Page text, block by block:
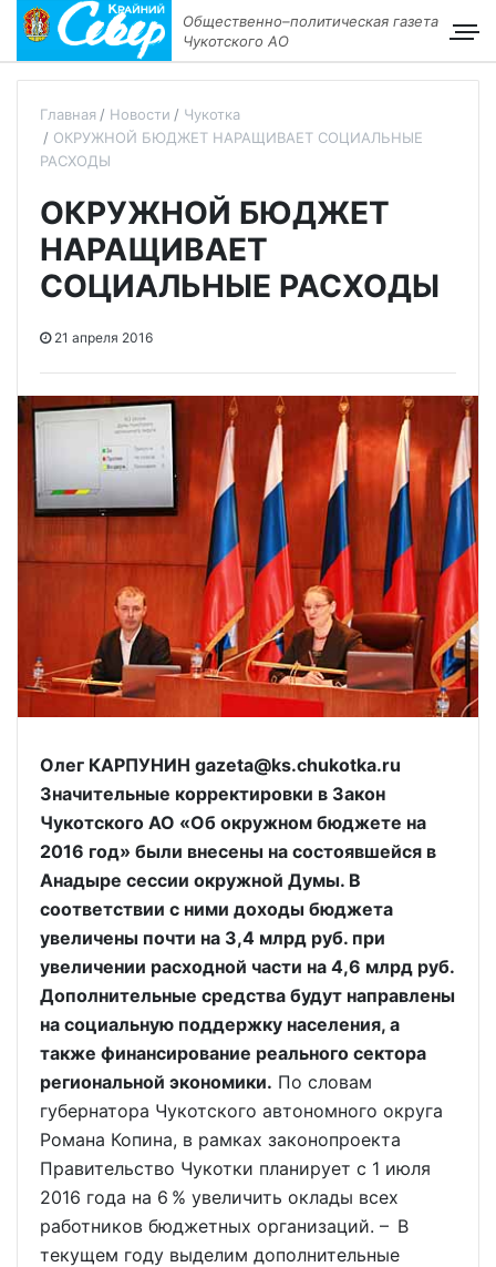
Общественно–политическая газета
Чукотского АО
Главная Новости
Чукотка
ОКРУЖНОЙ БЮДЖЕТ НАРАЩИВАЕТ СОЦИАЛЬНЫЕ
РАСХОДЫ
ОКРУЖНОЙ БЮДЖЕТ
НАРАЩИВАЕТ
СОЦИАЛЬНЫЕ РАСХОДЫ
21 апреля 2016
Олег КАРПУНИН gazeta@ks.chukotka.ru
Значительные корректировки в Закон
Чукотского АО «Об окружном бюджете на
2016 год» были внесены на состоявшейся в
Анадыре сессии окружной Думы. В
соответствии с ними доходы бюджета
увеличены почти на 3,4 млрд руб. при
увеличении расходной части на 4,6 млрд руб.
Дополнительные средства будут направлены
на социальную поддержку населения, а
также финансирование реального сектора
региональной экономики. По словам
губернатора Чукотского автономного округа
Романа Копина, в рамках законопроекта
Правительство Чукотки планирует с 1 июля
2016 года на 6 % увеличить оклады всех
работников бюджетных организаций. – В
текущем году выделим дополнительные